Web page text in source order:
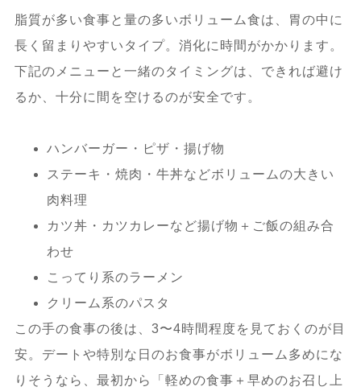
脂質が多い食事と量の多いボリューム食は、胃の中に
長く留まりやすいタイプ。消化に時間がかかります。
下記のメニューと一緒のタイミングは、できれば避け
るか、十分に間を空けるのが安全です。
ハンバーガー・ピザ・揚げ物
ステーキ・焼肉・牛丼などボリュームの大きい
肉料理
カツ丼・カツカレーなど揚げ物＋ご飯の組み合
わせ
こってり系のラーメン
クリーム系のパスタ
この手の食事の後は、3〜4時間程度を見ておくのが目
安。デートや特別な日のお食事がボリューム多めにな
りそうなら、最初から「軽めの食事＋早めのお召し上